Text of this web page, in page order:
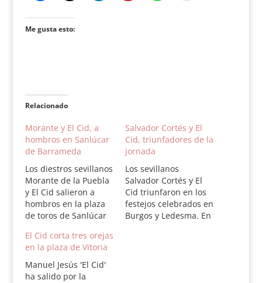
Me gusta esto:
Relacionado
Morante y El Cid, a
hombros en Sanlúcar
de Barrameda
Los diestros sevillanos
Morante de la Puebla
y El Cid salieron a
hombros en la plaza
de toros de Sanlúcar
jerezano Juan José
Padilla. Toros de
Santiago Domecq,
bien presentados y de
Salvador Cortés y El
Cid, triunfadores de la
jornada
Los sevillanos
Salvador Cortés y El
Cid triunfaron en los
festejos celebrados en
Burgos y Ledesma. En
El Cid corta tres orejas
en la plaza de Vitoria
Manuel Jesús 'El Cid'
ha salido por la